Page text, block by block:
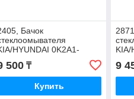
Бачок
HYUNDAI 0K2A1-
500₸
Купить
KIA/
9